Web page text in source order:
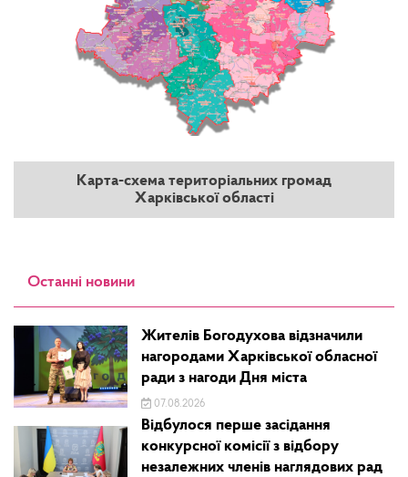
Карта-схема територіальних громад
Харківської області
Останні новини
Жителів Богодухова відзначили
нагородами Харківської обласної
ради з нагоди Дня міста
07.08.2026
Відбулося перше засідання
конкурсної комісії з відбору
незалежних членів наглядових рад